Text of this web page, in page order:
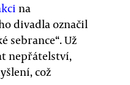
na
divadla označil
sebrance“. Už
nepřátelství,
což